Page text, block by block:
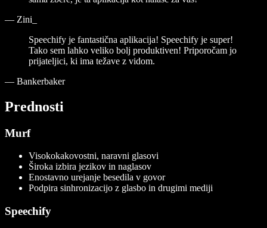
— Zini_
Speechify je fantastična aplikacija! Speechify je super!
Tako sem lahko veliko bolj produktiven! Priporočam jo
prijateljici, ki ima težave z vidom.
— Bankerbaker
Prednosti
Murf
Visokokakovostni, naravni glasovi
Široka izbira jezikov in naglasov
Enostavno urejanje besedila v govor
Podpira sinhronizacijo z glasbo in drugimi mediji
Speechify